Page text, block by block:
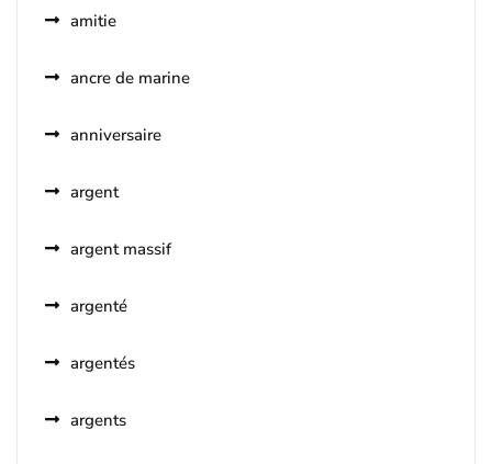
amitie
ancre de marine
anniversaire
argent
argent massif
argenté
argentés
argents